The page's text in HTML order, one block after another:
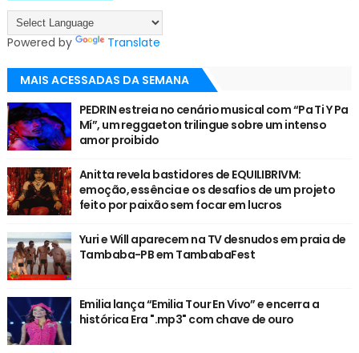
Powered by Translate
MAIS ACESSADAS DA SEMANA
PEDRIN estreia no cenário musical com “Pa Ti Y Pa
Mí”, um reggaeton trilingue sobre um intenso
amor proibido
Anitta revela bastidores de EQUILIBRIVM:
emoção, essência e os desafios de um projeto
feito por paixão sem focar em lucros
Yuri e Will aparecem na TV desnudos em praia de
Tambaba-PB em TambabaFest
Emilia lança “Emilia Tour En Vivo” e encerra a
histórica Era ".mp3" com chave de ouro